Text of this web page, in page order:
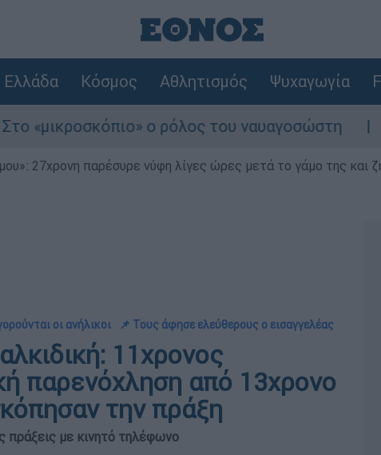
Ελλάδα Κόσμος Αθλητισμός Ψυχαγωγία
ο ρόλος του ναυαγοσώστη
27χρονη παρέσυρε νύφη λίγες ώρες μετά το γάμο της και
οι ανήλικοι 📌 Τους άφησε ελεύθερους ο εισαγγελέας
11χρονος
παρενόχληση από 13χρονο
την πράξη
πράξεις με κινητό τηλέφωνο